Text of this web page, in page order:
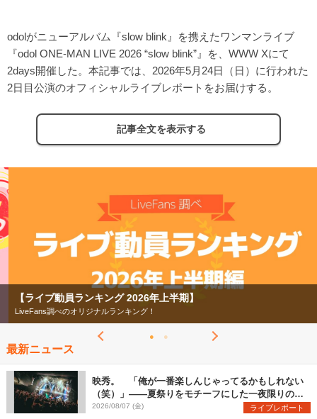
odolがニューアルバム『slow blink』を携えたワンマンライブ
『odol ONE-MAN LIVE 2026 “slow blink”』を、WWW Xにて
2days開催した。本記事では、2026年5月24日（日）に行われた
2日目公演のオフィシャルライブレポートをお届けする。
記事全文を表示する
【ライブ動員ランキング 2026年上半期】
LiveFans調べのオリジナルランキング！
最新ニュース
映秀。 「俺が一番楽しんじゃってるかもしれない
（笑）」――夏祭りをモチーフにした一夜限りのス
ペシャルライブ『色祭』レポート
2026/08/07 (金) ライブレポート